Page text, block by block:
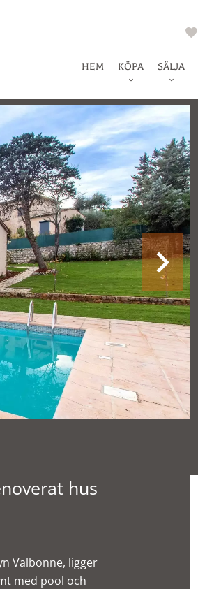
HEM KÖPA SÄLJA
hus
Valbonne, ligger
med pool och